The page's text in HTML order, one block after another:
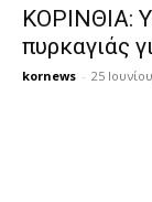
ΚΟΡΙΝΘΙΑ:
πυρκαγιάς
kornews - 25